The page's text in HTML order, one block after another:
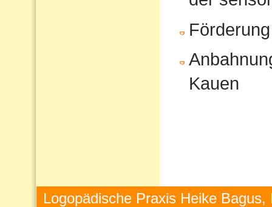
Kauen
Logopädische Praxis Heike